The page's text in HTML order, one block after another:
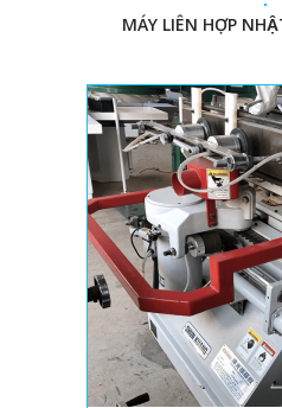
MÁY LIÊN HỢP